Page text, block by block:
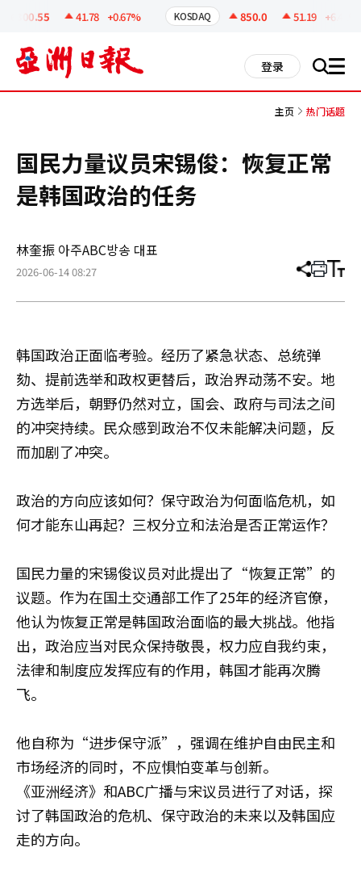
41.78 +0.67% KOSDAQ 850.0 51.19 +6.41%
登录 搜 all
主页 热门话题
国民力量议员宋锡俊：恢复正常
是韩国政治的任务
林奎振 아주ABC방송 대표
2026-06-14 08:27 分
章
打 调
小
韩国政治正面临考验。经历了紧急状态、总统弹
劾、提前选举和政权更替后，政治界动荡不安。地
方选举后，朝野仍然对立，国会、政府与司法之间
的冲突持续。民众感到政治不仅未能解决问题，反
而加剧了冲突。
政治的方向应该如何？保守政治为何面临危机，如
何才能东山再起？三权分立和法治是否正常运作？
国民力量的宋锡俊议员对此提出了“恢复正常”的
议题。作为在国土交通部工作了25年的经济官僚，
他认为恢复正常是韩国政治面临的最大挑战。他指
出，政治应当对民众保持敬畏，权力应自我约束，
法律和制度应发挥应有的作用，韩国才能再次腾
飞。
他自称为“进步保守派”，强调在维护自由民主和
市场经济的同时，不应惧怕变革与创新。
《亚洲经济》和ABC广播与宋议员进行了对话，探
讨了韩国政治的危机、保守政治的未来以及韩国应
走的方向。